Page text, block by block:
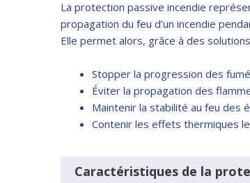
La protection passive incendie
propagation du feu d’un incendie
Elle permet alors, grâce à des
Stopper la progression des
Éviter la propagation des
Maintenir la stabilité au feu des
Contenir les effets thermiques
Caractéristiques de la